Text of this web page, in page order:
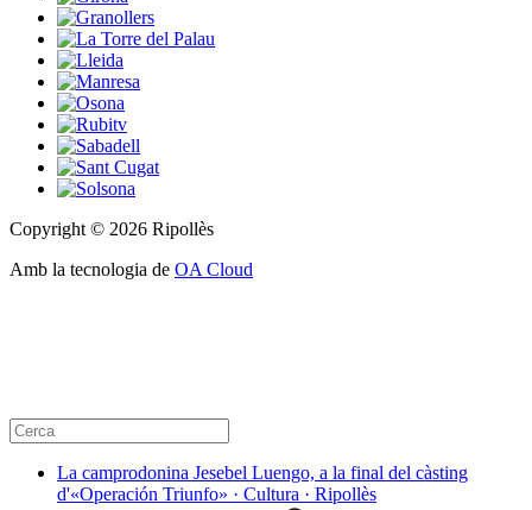
Copyright © 2026 Ripollès
Amb la tecnologia de OA Cloud
La camprodonina Jesebel Luengo, a la final del càsting
d'«Operación Triunfo» · Cultura · Ripollès